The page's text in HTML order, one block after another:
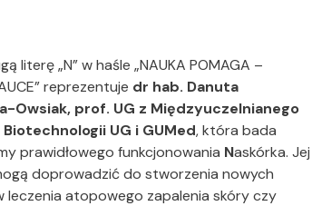
literę „N” w haśle „NAUKA POMAGA –
reprezentuje dr hab. Danuta
Owsiak, prof. UG z Międzyuczelnianego
Biotechnologii UG i GUMed, która bada
prawidłowego funkcjonowania Naskórka. Jej
doprowadzić do stworzenia nowych
leczenia atopowego zapalenia skóry czy